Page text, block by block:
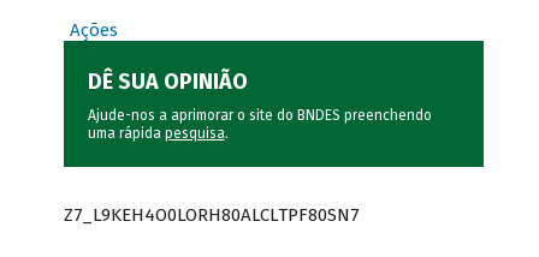
Ações
DÊ SUA OPINIÃO
Ajude-nos a aprimorar o site do BNDES preenchendo
uma rápida pesquisa.
Z7_L9KEH4O0LORH80ALCLTPF80SN7